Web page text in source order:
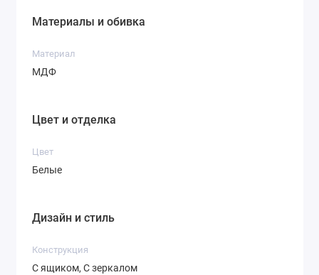
Материалы и обивка
Материал
МДФ
Цвет и отделка
Цвет
Белые
Дизайн и стиль
Конструкция
С ящиком, С зеркалом